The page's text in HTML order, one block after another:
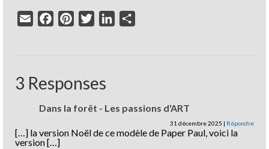
Email FacebookPinterestTwitterLinkedIn
3 Responses
Dans la forêt - Les passions d'ART
31 décembre 2025 | Répondre
[…] la version Noël de ce modèle de Paper Paul, voici la
version […]